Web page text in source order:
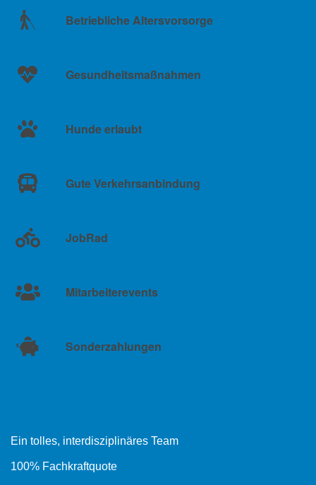
Betriebliche Altersvorsorge
Gesundheitsmaßnahmen
Hunde erlaubt
Gute Verkehrsanbindung
JobRad
Mitarbeiterevents
Sonderzahlungen
Ein tolles, interdisziplinäres Team
100% Fachkraftquote